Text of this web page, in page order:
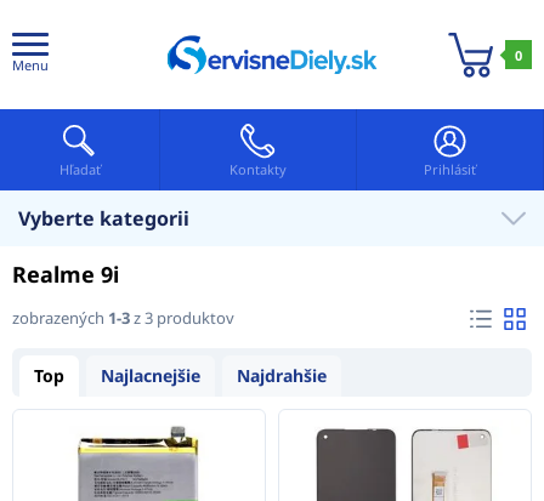
Menu
0
Hľadať Kontakty Prihlásiť
Vyberte kategorii
Realme 9i
zobrazených 1-3z 3 produktov
Top Najlacnejšie Najdrahšie